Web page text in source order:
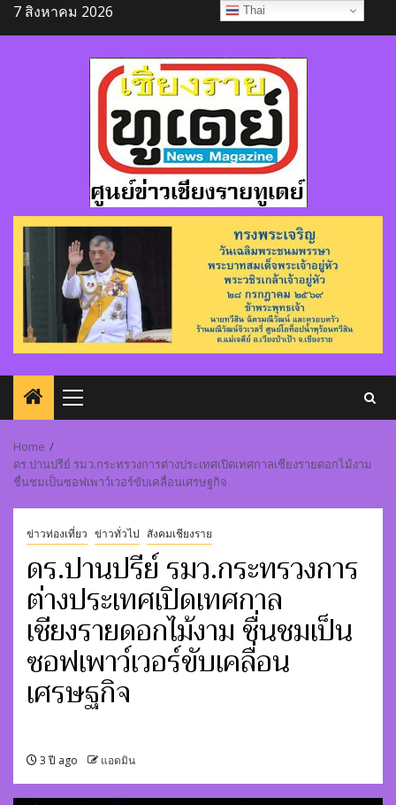
Skip
to
7 สิงหาคม 2026
Primary
Home
ดร.ปานปรีย์ รมว.กระทรวงการต่างประเทศเปิดเทศกาลเชียงรายดอกไม้งาม
ชื่นชมเป็นซอฟเพาว์เวอร์ขับเคลื่อนเศรษฐกิจ
ข่าวท่องเที่ยว ข่าวทั่วไป สังคมเชียงราย
ดร.ปานปรีย์ รมว.กระทรวงการ
ต่างประเทศเปิดเทศกาล
เชียงรายดอกไม้งาม ชื่นชมเป็น
ซอฟเพาว์เวอร์ขับเคลื่อน
เศรษฐกิจ
3 ปี ago แอดมิน
Thai